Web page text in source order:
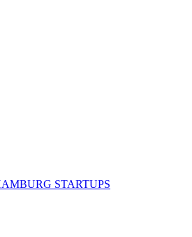
STARTUPS